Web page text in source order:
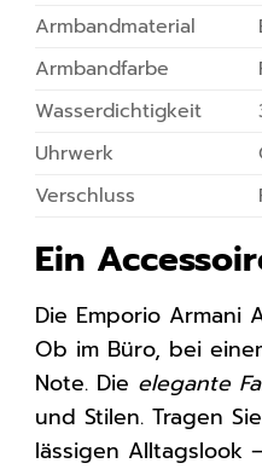
Armbandmaterial
Armbandfarbe
Wasserdichtigkeit
Uhrwerk
Verschluss
Ein
Die Emporio Armani
Ob im Büro, bei
Note. Die elegante
und Stilen. Tragen
lässigen Alltagslook